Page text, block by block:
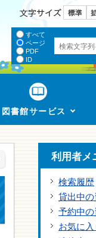
文字サ
すべて
ページ
PDF
ID
図書館サービス
利用者メ
検索履歴
貸出中
予約中
お気に入